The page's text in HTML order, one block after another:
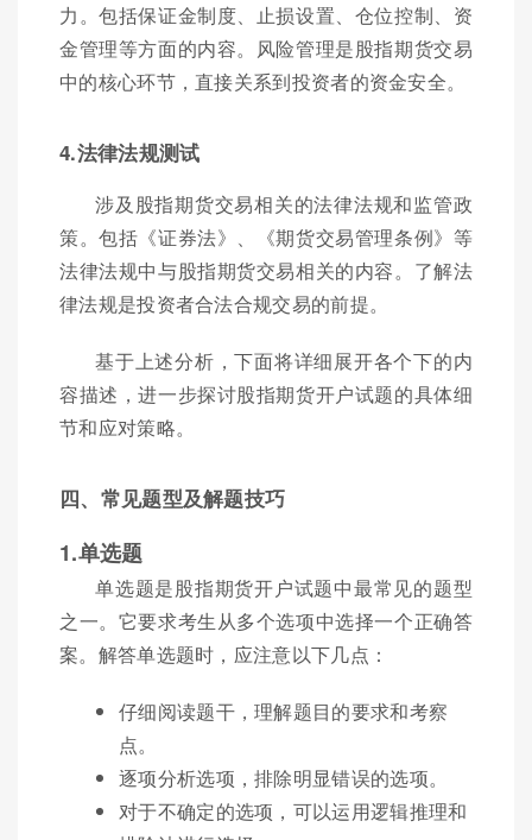
力。包括保证金制度、止损设置、仓位控制、资
金管理等方面的内容。风险管理是股指期货交易
中的核心环节，直接关系到投资者的资金安全。
4.法律法规测试
涉及股指期货交易相关的法律法规和监管政
策。包括《证券法》、《期货交易管理条例》等
法律法规中与股指期货交易相关的内容。了解法
律法规是投资者合法合规交易的前提。
基于上述分析，下面将详细展开各个下的内
容描述，进一步探讨股指期货开户试题的具体细
节和应对策略。
四、常见题型及解题技巧
1.单选题
单选题是股指期货开户试题中最常见的题型
之一。它要求考生从多个选项中选择一个正确答
案。解答单选题时，应注意以下几点：
仔细阅读题干，理解题目的要求和考察
点。
逐项分析选项，排除明显错误的选项。
对于不确定的选项，可以运用逻辑推理和